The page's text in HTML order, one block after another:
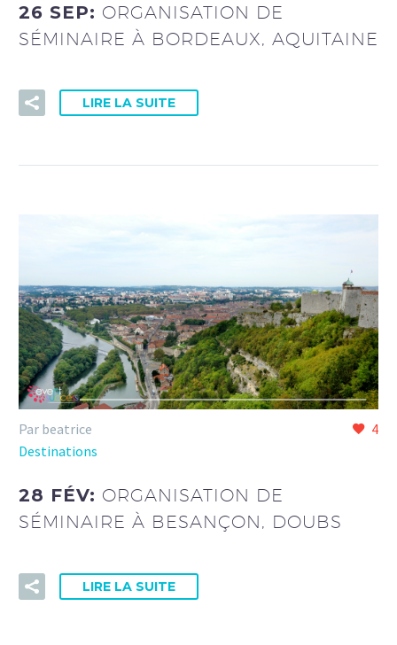
26 SEP: ORGANISATION DE
SÉMINAIRE À BORDEAUX, AQUITAINE
LIRE LA SUITE
4
Par beatrice
Destinations
28 FÉV: ORGANISATION DE
SÉMINAIRE À BESANÇON, DOUBS
LIRE LA SUITE